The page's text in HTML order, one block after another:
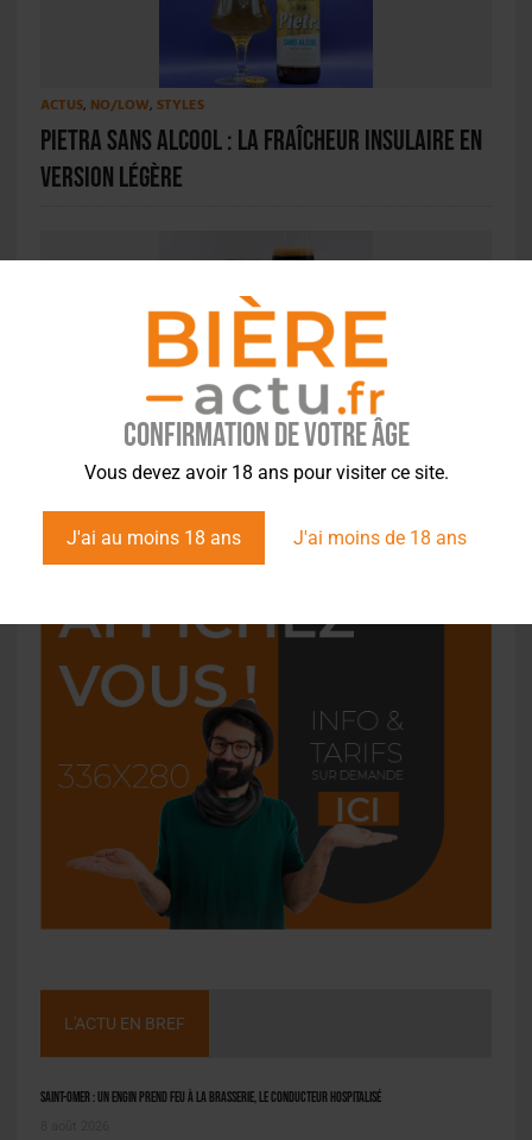
Confirmation de votre âge
Vous devez avoir 18 ans pour visiter ce site.
J'ai au moins 18 ans J'ai moins de 18 ans
ACTUS, NO/LOW, STYLES
Pietra Sans Alcool : la fraîcheur insulaire en
version légère
Dégustation – Grizzly Microbrasserie –
Velours Noir
L'ACTU EN BREF
Saint-Omer : un engin prend feu à la brasserie, le conducteur hospitalisé